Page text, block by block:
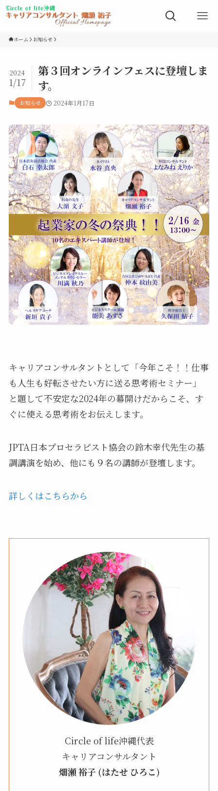
ホーム お知らせ
第３回オンラインフェスに登壇しま
す。
2024
1/17
お知らせ 2024年1月17日
キャリアコンサルタントとして「今年こそ！！仕事
も人生も好転させたい方に送る思考術セミナー」
と題して不安定な2024年の幕開けだからこそ、す
ぐに使える思考術をお伝えします。
JPTA日本プロセラピスト協会の鈴木幸代先生の基
調講演を始め、他にも９名の講師が登壇します。
詳しくはこちらから
Circle of life沖縄代表
キャリアコンサルタント
畑瀬 裕子 (はたせ ひろこ)